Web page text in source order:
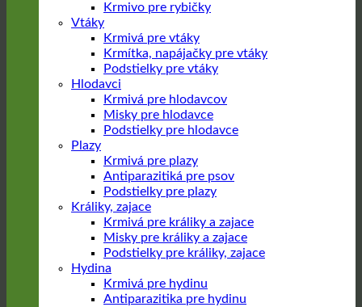
Krmivo pre rybičky
Vtáky
Krmivá pre vtáky
Krmítka, napájačky pre vtáky
Podstielky pre vtáky
Hlodavci
Krmivá pre hlodavcov
Misky pre hlodavce
Podstielky pre hlodavce
Plazy
Krmivá pre plazy
Antiparazitiká pre psov
Podstielky pre plazy
Králiky, zajace
Krmivá pre králiky a zajace
Misky pre králiky a zajace
Podstielky pre králiky, zajace
Hydina
Krmivá pre hydinu
Antiparazitika pre hydinu